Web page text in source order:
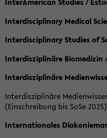
Interdisciplinary Medical
Interdisciplinary Studies of
Interdisziplinäre Biomedizin
Interdisziplinäre
Interdisziplinäre
(Einschreibung bis SoSe 2025)
Internationales